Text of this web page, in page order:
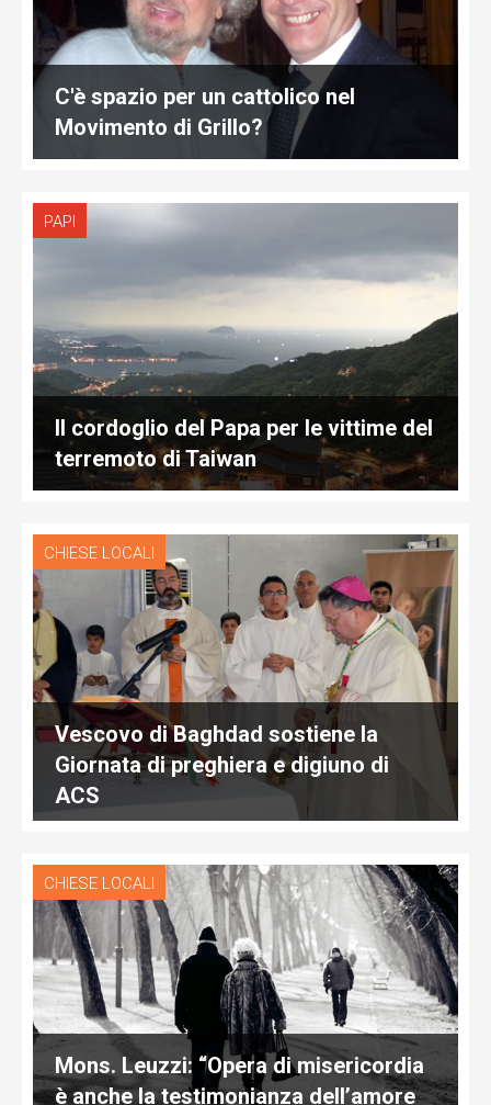
C'è spazio per un cattolico nel
Movimento di Grillo?
PAPI
Il cordoglio del Papa per le vittime del
terremoto di Taiwan
CHIESE LOCALI
Vescovo di Baghdad sostiene la
Giornata di preghiera e digiuno di
ACS
CHIESE LOCALI
Mons. Leuzzi: “Opera di misericordia
è anche la testimonianza dell’amore